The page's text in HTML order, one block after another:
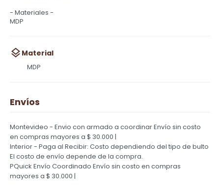
- Materiales -
MDP
Material
MDP
Envíos
Montevideo - Envio con armado a coordinarEnvío sin costo
en compras mayores a $ 30.000 |
Interior - Paga al Recibir: Costo dependiendo del tipo de bulto
El costo de envío depende de la compra.
PQuick Envío Coordinado Envío sin costo en compras
mayores a $ 30.000 |